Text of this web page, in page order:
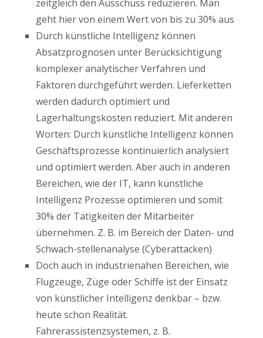
zeitgleich den Ausschuss reduzieren. Man
geht hier von einem Wert von bis zu 30% aus
Durch künstliche Intelligenz können
Absatzprognosen unter Berücksichtigung
komplexer analytischer Verfahren und
Faktoren durchgeführt werden. Lieferketten
werden dadurch optimiert und
Lagerhaltungskosten reduziert. Mit anderen
Worten: Durch künstliche Intelligenz können
Geschäftsprozesse kontinuierlich analysiert
und optimiert werden. Aber auch in anderen
Bereichen, wie der IT, kann künstliche
Intelligenz Prozesse optimieren und somit
30% der Tätigkeiten der Mitarbeiter
übernehmen. Z. B. im Bereich der Daten- und
Schwach-stellenanalyse (Cyberattacken)
Doch auch in industrienahen Bereichen, wie
Flugzeuge, Züge oder Schiffe ist der Einsatz
von künstlicher Intelligenz denkbar – bzw.
heute schon Realität.
Fahrerassistenzsystemen, z. B.